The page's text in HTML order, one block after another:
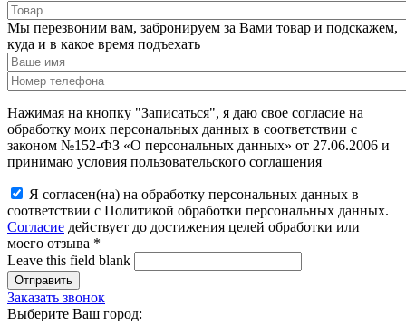
Мы перезвоним вам, забронируем за Вами товар и подскажем,
куда и в какое время подъехать
Нажимая на кнопку "Записаться", я даю свое согласие на
обработку моих персональных данных в соответствии с
законом №152-ФЗ «О персональных данных» от 27.06.2006 и
принимаю условия пользовательского соглашения
Я согласен(на) на обработку персональных данных в
соответствии с Политикой обработки персональных данных.
Согласие действует до достижения целей обработки или
моего отзыва *
Leave this field blank
Заказать звонок
Выберите Ваш город: